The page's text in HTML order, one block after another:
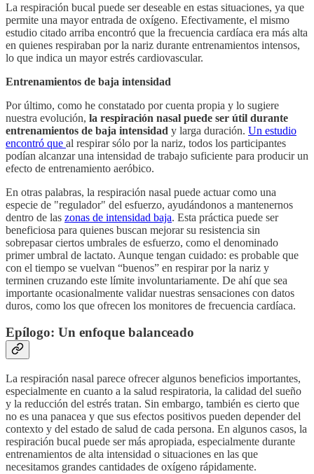
La respiración bucal puede ser deseable en estas situaciones, ya que
permite una mayor entrada de oxígeno. Efectivamente, el mismo
estudio citado arriba encontró que la frecuencia cardíaca era más alta
en quienes respiraban por la nariz durante entrenamientos intensos,
lo que indica un mayor estrés cardiovascular.
Entrenamientos de baja intensidad
Por último, como he constatado por cuenta propia y lo sugiere
nuestra evolución, la respiración nasal puede ser útil durante
entrenamientos de baja intensidad y larga duración. Un estudio
encontró que al respirar sólo por la nariz, todos los participantes
podían alcanzar una intensidad de trabajo suficiente para producir un
efecto de entrenamiento aeróbico.
En otras palabras, la respiración nasal puede actuar como una
especie de "regulador" del esfuerzo, ayudándonos a mantenernos
dentro de las zonas de intensidad baja. Esta práctica puede ser
beneficiosa para quienes buscan mejorar su resistencia sin
sobrepasar ciertos umbrales de esfuerzo, como el denominado
primer umbral de lactato. Aunque tengan cuidado: es probable que
con el tiempo se vuelvan “buenos” en respirar por la nariz y
terminen cruzando este límite involuntariamente. De ahí que sea
importante ocasionalmente validar nuestras sensaciones con datos
duros, como los que ofrecen los monitores de frecuencia cardíaca.
Epílogo: Un enfoque balanceado
La respiración nasal parece ofrecer algunos beneficios importantes,
especialmente en cuanto a la salud respiratoria, la calidad del sueño
y la reducción del estrés tratan. Sin embargo, también es cierto que
no es una panacea y que sus efectos positivos pueden depender del
contexto y del estado de salud de cada persona. En algunos casos, la
respiración bucal puede ser más apropiada, especialmente durante
entrenamientos de alta intensidad o situaciones en las que
necesitamos grandes cantidades de oxígeno rápidamente.